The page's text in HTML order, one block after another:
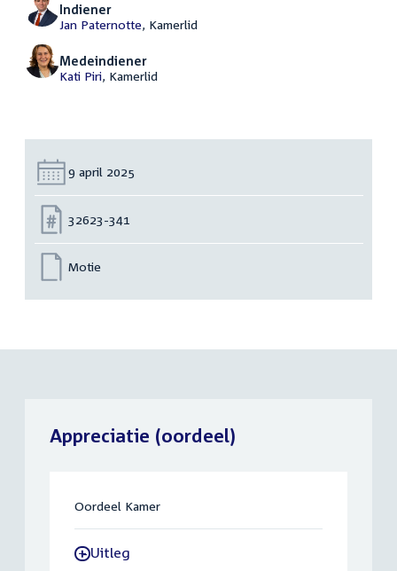
Indiener
Jan Paternotte, Kamerlid
Medeindiener
Kati Piri, Kamerlid
Datum:
9 april 2025
Nummer:
32623-341
Motie
Appreciatie (oordeel)
Oordeel Kamer
-Uitleg